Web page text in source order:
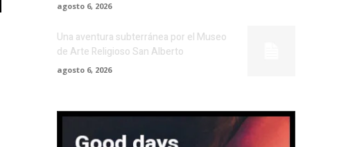
agosto 6, 2026
Una aventura subterránea por el Museo
de Arte Religioso San Alberto
agosto 6, 2026